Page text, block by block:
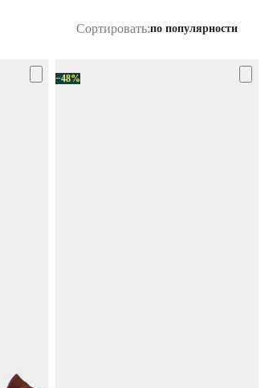
Сортировать:по популярности
−48%